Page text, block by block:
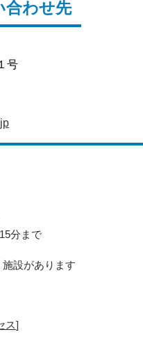
合わせ先
号
分まで
設があります
ス]